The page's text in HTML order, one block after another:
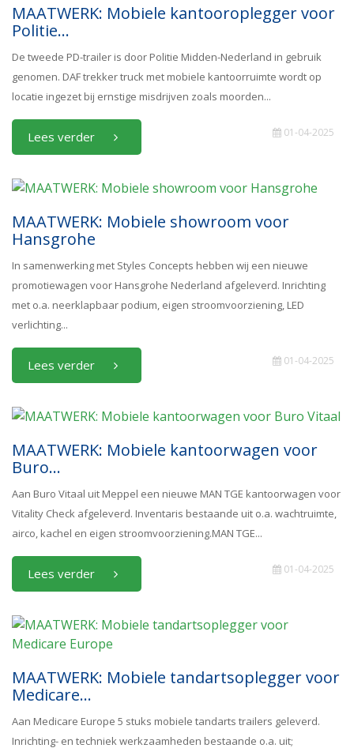
MAATWERK: Mobiele kantooroplegger voor
Politie...
De tweede PD-trailer is door Politie Midden-Nederland in gebruik
genomen. DAF trekker truck met mobiele kantoorruimte wordt op
locatie ingezet bij ernstige misdrijven zoals moorden...
Lees verder 01-04-2025
MAATWERK: Mobiele showroom voor
Hansgrohe
In samenwerking met Styles Concepts hebben wij een nieuwe
promotiewagen voor Hansgrohe Nederland afgeleverd. Inrichting
met o.a. neerklapbaar podium, eigen stroomvoorziening, LED
verlichting...
Lees verder 01-04-2025
MAATWERK: Mobiele kantoorwagen voor
Buro...
Aan Buro Vitaal uit Meppel een nieuwe MAN TGE kantoorwagen voor
Vitality Check afgeleverd. Inventaris bestaande uit o.a. wachtruimte,
airco, kachel en eigen stroomvoorziening.MAN TGE...
Lees verder 01-04-2025
MAATWERK: Mobiele tandartsoplegger voor
Medicare...
Aan Medicare Europe 5 stuks mobiele tandarts trailers geleverd.
Inrichting- en techniek werkzaamheden bestaande o.a. uit;